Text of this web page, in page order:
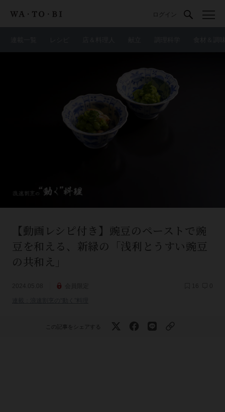
ログイン
【動画レシピ付き】豌豆のペーストで豌
豆を和える、新緑の「浅利とうすい豌豆
の共和え」
この記事をシェアする